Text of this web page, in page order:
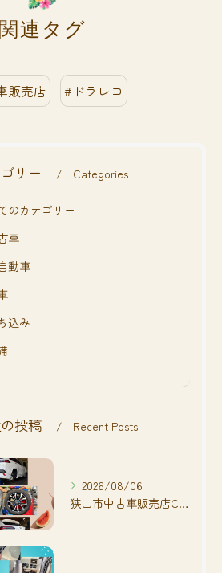
関連タグ
販売店 #ドラレコ
リー Categories
のカテゴリー
車
動車
込み
投稿 Recent Posts
2026/08/06
狭山市中古車販売店CarShop FACT.🚗